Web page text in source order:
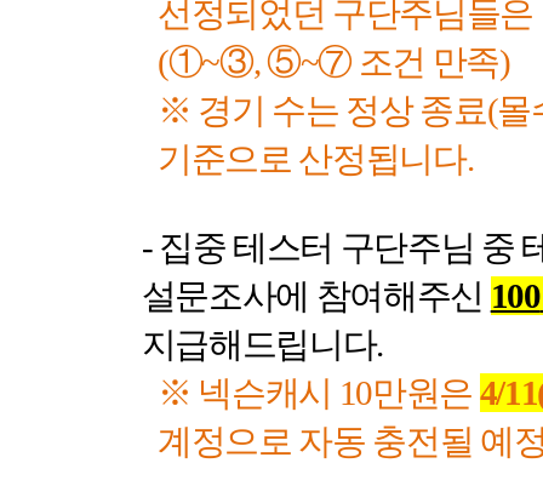
선정되었던 구단주님들
(①~③,⑤~⑦ 조건 만족)
※ 경기 수는 정상 종료(몰
기준으로 산정됩니다.
- 집중 테스터 구단주님 중
설문조사에 참여해주신 100
지급해드립니다.
※ 넥슨캐시 10만원은 4/
계정으로 자동 충전될 예